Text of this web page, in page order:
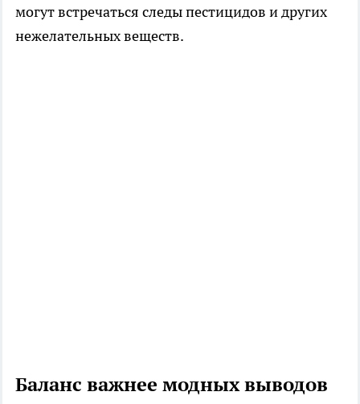
могут встречаться следы пестицидов и других
нежелательных веществ.
Баланс важнее модных выводов